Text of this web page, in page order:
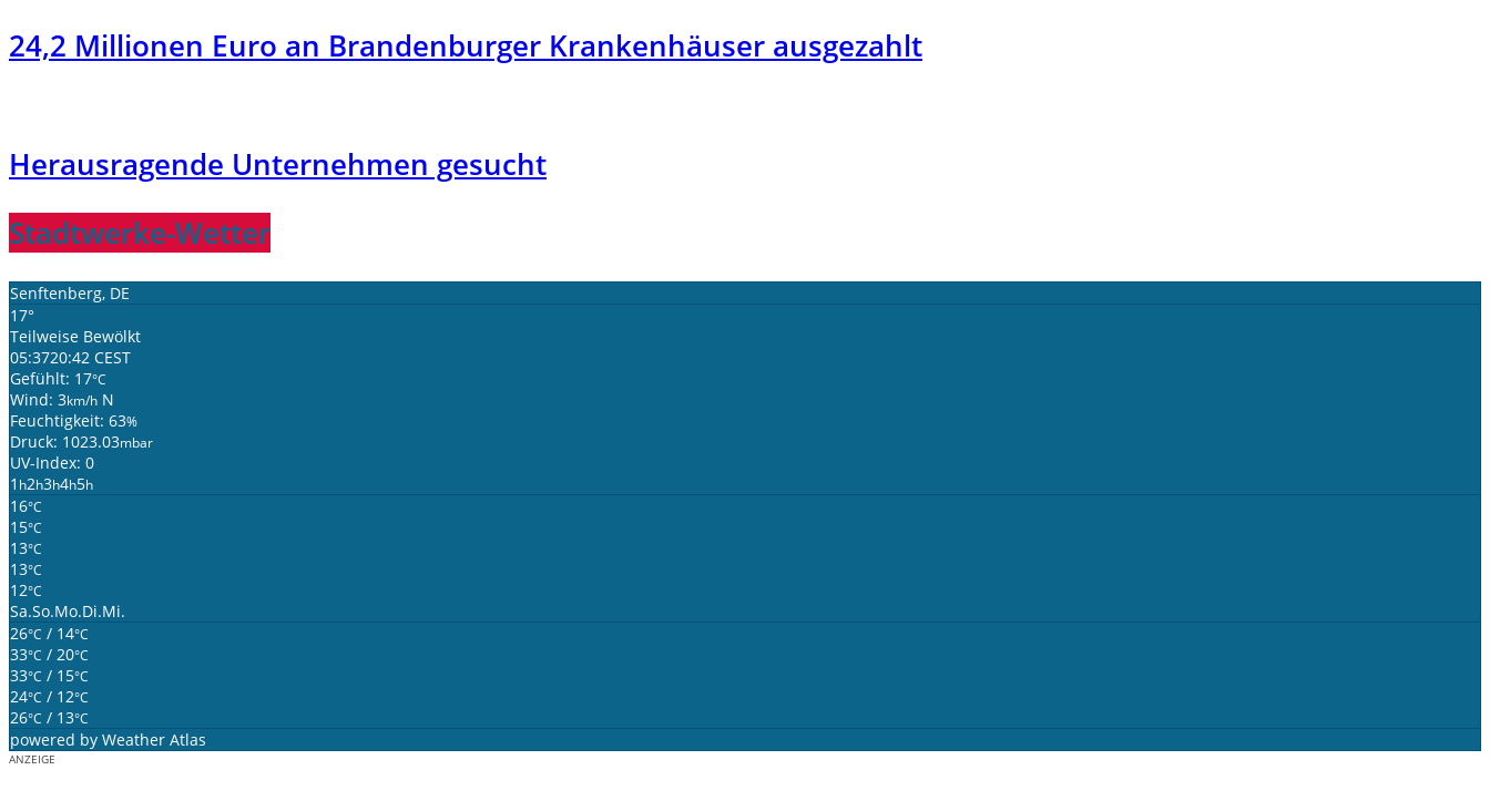
24,2 Millionen Euro an Brandenburger Krankenhäuser ausgezahlt
Herausragende Unternehmen gesucht
Stadtwerke-Wetter
Senftenberg, DE
17°
Teilweise Bewölkt
05:3720:42 CEST
Gefühlt: 17°C
Wind: 3km/h N
Feuchtigkeit: 63%
Druck: 1023.03mbar
UV-Index: 0
1 h2h3h4h5h
16°C
15°C
13°C
13°C
12°C
Sa.So.Mo.Di.Mi.
26°C / 14°C
33°C / 20°C
33°C / 15°C
24°C / 12°C
26°C / 13°C
powered by Weather Atlas
ANZEIGE